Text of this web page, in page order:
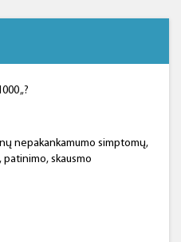
„?
nepakankamumo simptomų,
skausmo